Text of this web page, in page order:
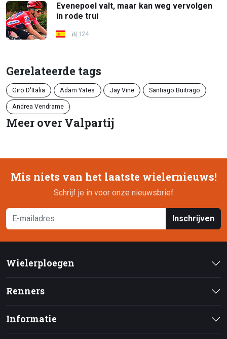
Evenepoel valt, maar kan weg vervolgen
in rode trui
124
Gerelateerde tags
Giro D'Italia Adam Yates Jay Vine Santiago Buitrago
Andrea Vendrame
Meer over Valpartij
Mis niets van het laatste wielernieuws!
Schrijf je in voor onze nieuwsbrief
Inschrijven
Wielerploegen
Renners
Informatie